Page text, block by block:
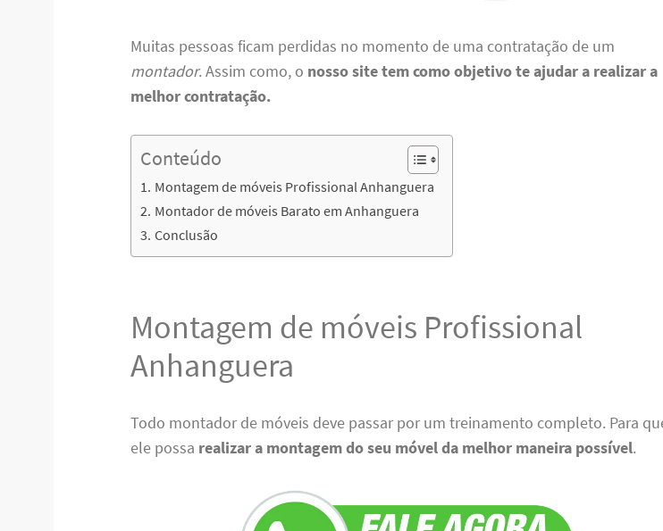
Muitas pessoas ficam perdidas no momento de uma contratação de um
montador. Assim como, o nosso site tem como objetivo te ajudar a realizar a
melhor contratação.
Conteúdo
Montagem de móveis Profissional Anhanguera
Montador de móveis Barato em Anhanguera
Conclusão
Montagem de móveis Profissional
Anhanguera
Todo montador de móveis deve passar por um treinamento completo. Para
ele possa realizar a montagem do seu móvel da melhor maneira possível.